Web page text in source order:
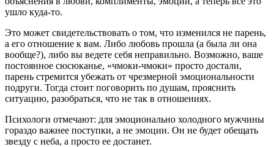
ушло куда-то.
Это может свидетельствовать о том, что изменился не парень,
а его отношение к вам. Либо любовь прошла (а была ли она
вообще?), либо вы ведете себя неправильно. Возможно, ваше
постоянное сюсюканье, «чмоки-чмоки» просто достали,
парень стремится убежать от чрезмерной эмоциональности
подруги. Тогда стоит поговорить по душам, прояснить
ситуацию, разобраться, что не так в отношениях.
Психологи отмечают: для эмоционально холодного мужчины
гораздо важнее поступки, а не эмоции. Он не будет обещать
звезду с неба, а просто ее достанет.